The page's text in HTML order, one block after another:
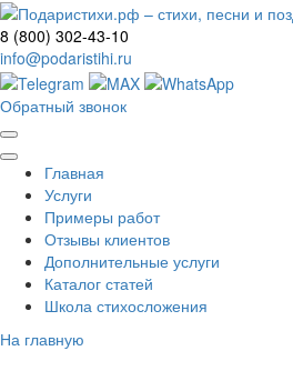
8 (800) 302-43-10
info@podaristihi.ru
Обратный звонок
Главная
Услуги
Примеры работ
Отзывы клиентов
Дополнительные услуги
Каталог статей
Школа стихосложения
На главную